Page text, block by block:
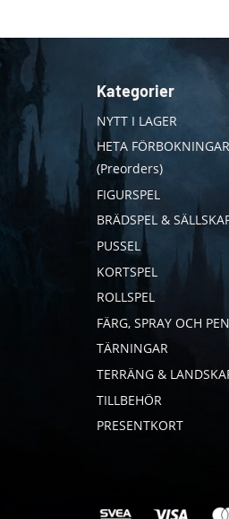
Kategorier
NYTT I LAGER
HETA FÖRBOKNINGAR
(Preorders)
FIGURSPEL
BRÄDSPEL &
PUSSEL
KORTSPEL
ROLLSPEL
FÄRG, SPRAY OCH
TÄRNINGAR
TERRÄNG &
TILLBEHÖR
PRESENTKORT